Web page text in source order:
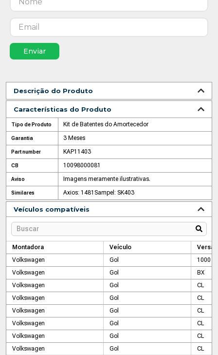
Enviar
Descrição do Produto
Características do Produto
Tipo de Produto Kit de Batentes do Amortecedor
Garantia 3 Meses
Part number KAP11403
CB 10098000081
Aviso Imagens meramente ilustrativas.
Similares Axios: 1481 Sampel: SK403
Veículos compatíveis
Montadora Veículo
Versão
Volkswagen
Gol
1000
Volkswagen
Gol
BX
Volkswagen
Gol
CL
Volkswagen
Gol
CL
Volkswagen
Gol
CL
Volkswagen
Gol
CL
Volkswagen
Gol
CL
Volkswagen
Gol
CL